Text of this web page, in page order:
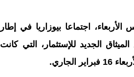
اجتماعا بيوزاريا في إطار
الجديد للإستثمار، التي كانت